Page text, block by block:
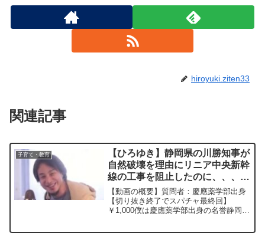
hiroyuki.ziten33
関連記事
子育て・教育
【ひろゆき】静岡県の川勝知事が
自然破壊を理由にリニア中央新幹
線の工事を阻止したのに、、、
ー ひろゆき切り抜き
20240404
【動画の概要】質問者：慶應薬学部出身
【切り抜き終了でスパチャ最終回】
￥1,000僕は慶應薬学部出身の名誉静岡県